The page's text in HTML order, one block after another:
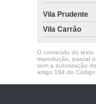
Vila Prudente
Vila Carrão
O conteúdo do texto
reprodução, parcial
sem a autorização
artigo 184 do